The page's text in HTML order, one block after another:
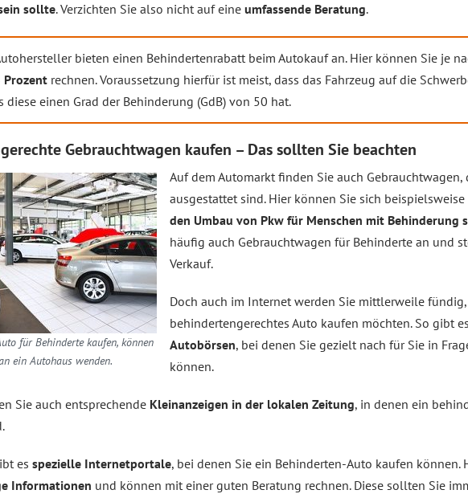
sollte. Verzichten Sie also nicht auf eine umfassende Beratung.
bieten einen Behindertenrabatt beim Autokauf an. Hier können Sie je
Prozent rechnen. Voraussetzung hierfür ist meist, dass das Fahrzeug auf die
diese einen Grad der Behinderung (GdB) von 50 hat.
Gebrauchtwagen kaufen – Das sollten Sie beachten
für Behinderte kaufen, können
ein Autohaus wenden.
Auf dem Automarkt finden Sie auch
ausgestattet sind. Hier können Sie sich beispielsweise
den Umbau von Pkw für Menschen mit Behinderung
häufig auch Gebrauchtwagen für Behinderte an und
Verkauf.
Doch auch im Internet werden Sie mittlerweile
behindertengerechtes Auto kaufen möchten. So gibt
Autobörsen, bei denen Sie gezielt nach für Sie in
können.
Sie auch entsprechende Kleinanzeigen in der lokalen Zeitung, in denen ein
es spezielle Internetportale, bei denen Sie ein Behinderten-Auto kaufen können.
Informationen und können mit einer guten Beratung rechnen. Diese sollten Sie